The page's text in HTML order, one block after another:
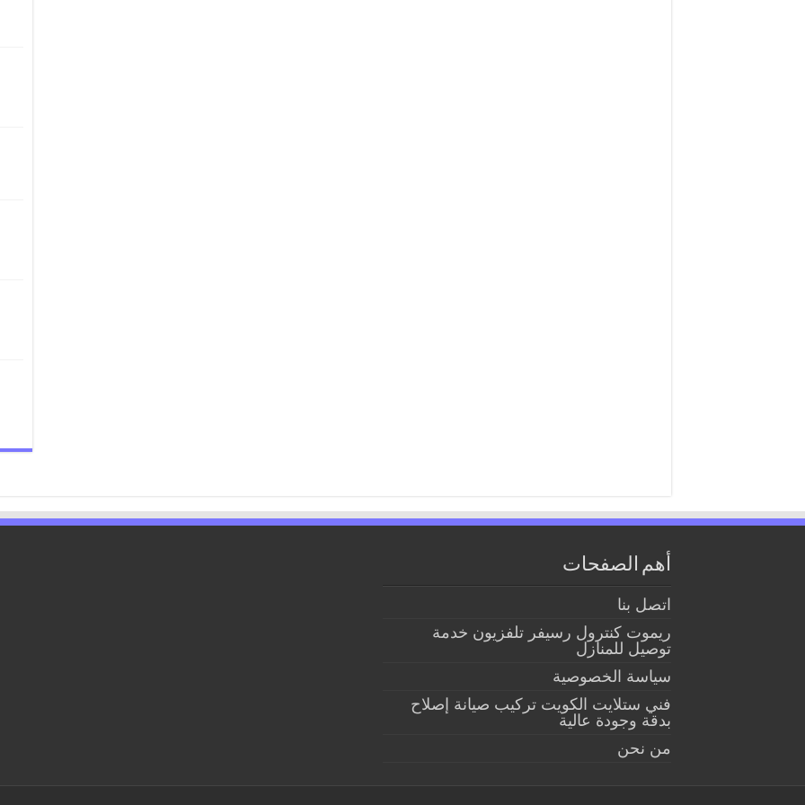
أهم الصفحات
اتصل بنا
ريموت كنترول رسيفر تلفزيون خدمة
توصيل للمنازل
سياسة الخصوصية
فني ستلايت الكويت تركيب صيانة إصلاح
بدقة وجودة عالية
من نحن